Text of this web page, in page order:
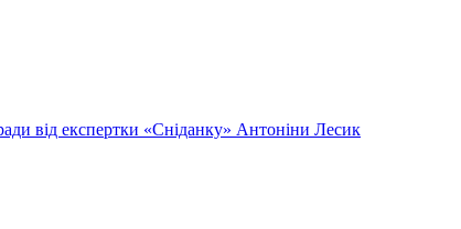
від експертки «Сніданку» Антоніни Лесик